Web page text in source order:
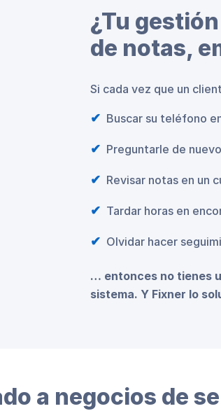
¿Tu
de notas,
Si cada vez que un
Buscar su teléfono
Preguntarle de
Revisar notas en un
Tardar horas en
Olvidar hacer
… entonces no tienes
sistema. Y Fixner lo
a negocios de